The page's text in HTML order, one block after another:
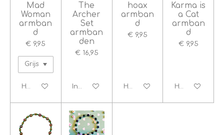
Mad
Woman
armban
d
€ 9,95
Houd mij op de hoogte
The
Archer
Set
armban
den
€ 16,95
In winkelwagen
hoax
armban
d
€ 9,95
Houd mij op de hoogte
Karma is
a Cat
armban
d
€ 9,95
Houd mij op